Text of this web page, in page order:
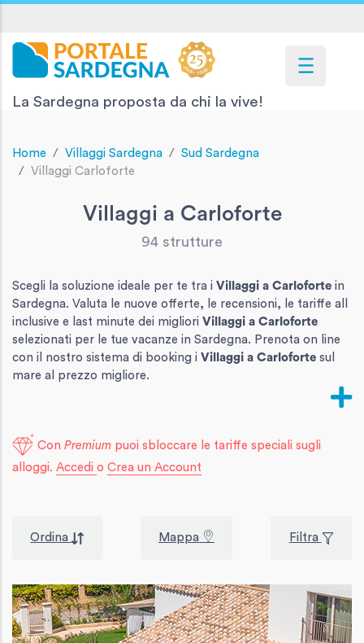
La Sardegna proposta da chi la vive!
Home Villaggi Sardegna
Sud Sardegna
Villaggi Carloforte
Villaggi a Carloforte
94 strutture
Scegli la soluzione ideale per te tra i Villaggi a Carloforte in
Sardegna. Valuta le nuove offerte, le recensioni, le tariffe all
inclusive e last minute dei migliori Villaggi a Carloforte
selezionati per le tue vacanze in Sardegna. Prenota on line
con il nostro sistema di booking i Villaggi a Carloforte sul
mare al prezzo migliore.
Con Premium puoi sbloccare le tariffe speciali sugli
alloggi. Accedi o Crea un Account
Ordina Mappa Filtra